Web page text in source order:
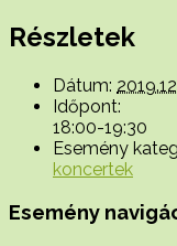
Részletek
Dátum:
Időpont:
18:00-19:30
Esemény
koncertek
Esemény